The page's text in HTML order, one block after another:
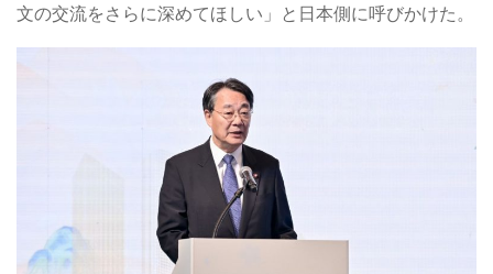
文の交流をさらに深めてほしい」と日本側に呼びかけた。